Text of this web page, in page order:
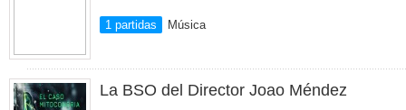
1 partidas Música
La BSO del Director Joao Méndez